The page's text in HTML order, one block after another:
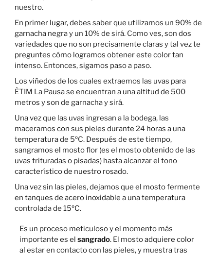
nuestro.
En primer lugar, debes saber que utilizamos un 90% de
garnacha negra y un 10% de sirá. Como ves, son dos
variedades que no son precisamente claras y tal vez te
preguntes cómo logramos obtener este color tan
intenso. Entonces, sigamos paso a paso.
Los viñedos de los cuales extraemos las uvas para
ÈTIM La Pausa se encuentran a una altitud de 500
metros y son de garnacha y sirá.
Una vez que las uvas ingresan a la bodega, las
maceramos con sus pieles durante 24 horas a una
temperatura de 5ºC. Después de este tiempo,
sangramos el mosto flor (es el mosto obtenido de las
uvas trituradas o pisadas) hasta alcanzar el tono
característico de nuestro rosado.
Una vez sin las pieles, dejamos que el mosto fermente
en tanques de acero inoxidable a una temperatura
controlada de 15ºC.
Es un proceso meticuloso y el momento más
importante es el sangrado. El mosto adquiere color
al estar en contacto con las pieles, y muestra tras